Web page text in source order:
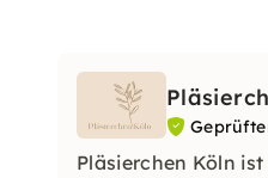
Pläsierchen Köln